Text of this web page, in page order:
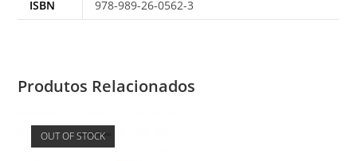
ISBN 978-989-26-0562-3
Produtos Relacionados
OUT OF STOCK